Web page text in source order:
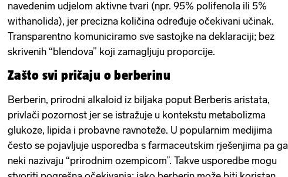
navedenim udjelom aktivne tvari (npr. 95% polifenola ili 5%
withanolida), jer precizna količina određuje očekivani učinak.
Transparentno komuniciramo sve sastojke na deklaraciji; bez
skrivenih “blendova” koji zamagljuju proporcije.
Zašto svi pričaju o berberinu
Berberin, prirodni alkaloid iz biljaka poput Berberis aristata,
privlači pozornost jer se istražuje u kontekstu metabolizma
glukoze, lipida i probavne ravnoteže. U popularnim medijima
često se pojavljuje usporedba s farmaceutskim rješenjima pa ga
neki nazivaju “prirodnim ozempicom”. Takve usporedbe mogu